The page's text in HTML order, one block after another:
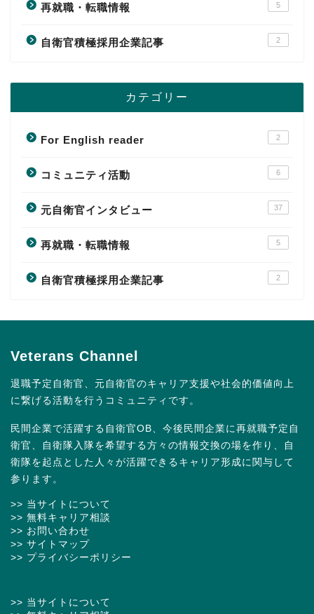
再就職・転職情報 5
自衛官積極採用企業記事 2
カテゴリー
For English reader 2
コミュニティ活動 6
元自衛官インタビュー 37
再就職・転職情報 5
自衛官積極採用企業記事 2
Veterans Channel
退職予定自衛官、元自衛官のキャリア支援や社会的価値向上
に繋げる活動を行うコミュニティです。
民間企業で活躍する自衛官OB、今後民間企業に再就職予定自
衛官、自衛隊入隊を希望する方々の情報交換の場を作り、自
衛隊を起点とした人々が活躍できるキャリア形成に関与して
参ります。
>> 当サイトについて
>> 無料キャリア相談
>> お問い合わせ
>> サイトマップ
>> プライバシーポリシー
>> 当サイトについて